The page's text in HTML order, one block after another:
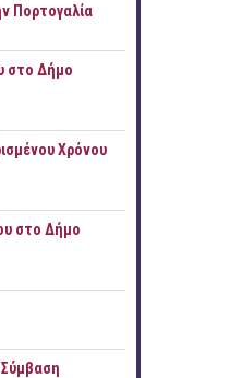
Πορτογαλία
στο Δήμο
Χρόνου
στο Δήμο